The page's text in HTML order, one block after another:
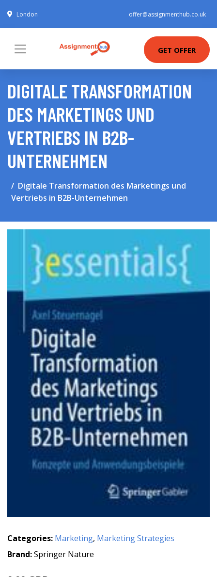
London offer@assignmenthub.co.uk
GET OFFER
DIGITALE TRANSFORMATION
DES MARKETINGS UND
VERTRIEBS IN B2B-
UNTERNEHMEN
Digitale Transformation des Marketings und
Vertriebs in B2B-Unternehmen
Categories: Marketing, Marketing Strategies
Brand:Springer Nature